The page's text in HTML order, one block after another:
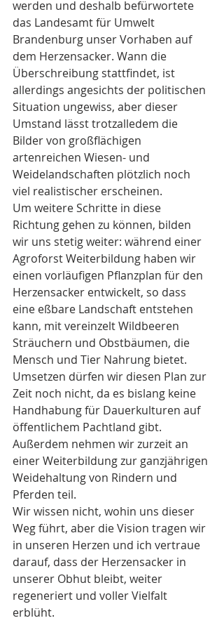
werden und deshalb befürwortete
das Landesamt für Umwelt
Brandenburg unser Vorhaben auf
dem Herzensacker. Wann die
Überschreibung stattfindet, ist
allerdings angesichts der politischen
Situation ungewiss, aber dieser
Umstand lässt trotzalledem die
Bilder von großflächigen
artenreichen Wiesen- und
Weidelandschaften plötzlich noch
viel realistischer erscheinen.
Um weitere Schritte in diese
Richtung gehen zu können, bilden
wir uns stetig weiter: während einer
Agroforst Weiterbildung haben wir
einen vorläufigen Pflanzplan für den
Herzensacker entwickelt, so dass
eine eßbare Landschaft entstehen
kann, mit vereinzelt Wildbeeren
Sträuchern und Obstbäumen, die
Mensch und Tier Nahrung bietet.
Umsetzen dürfen wir diesen Plan zur
Zeit noch nicht, da es bislang keine
Handhabung für Dauerkulturen auf
öffentlichem Pachtland gibt.
Außerdem nehmen wir zurzeit an
einer Weiterbildung zur ganzjährigen
Weidehaltung von Rindern und
Pferden teil.
Wir wissen nicht, wohin uns dieser
Weg führt, aber die Vision tragen wir
in unseren Herzen und ich vertraue
darauf, dass der Herzensacker in
unserer Obhut bleibt, weiter
regeneriert und voller Vielfalt
erblüht.